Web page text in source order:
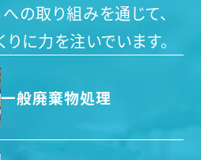
の取り組みを通じて、
に力を注いでいます。
一般廃棄物処理